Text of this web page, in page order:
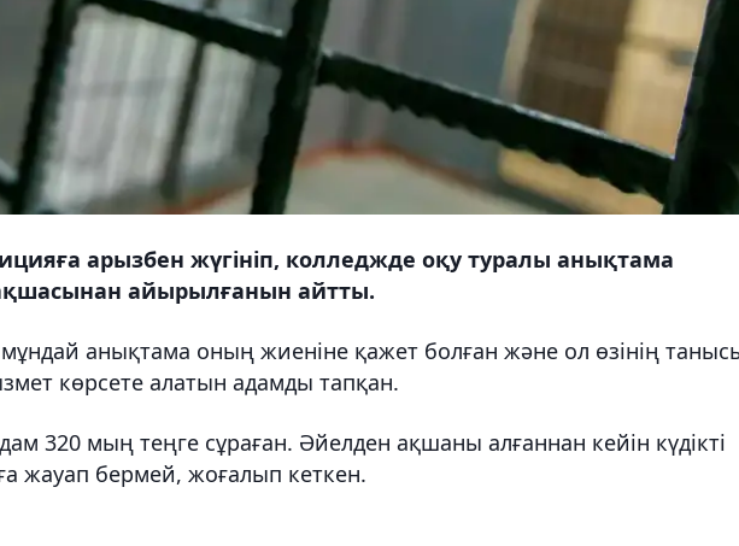
арызбен жүгініп, колледжде оқу туралы анықтама
айырылғанын айтты.
анықтама оның жиеніне қажет болған және ол өзінің
көрсете алатын адамды тапқан.
320 мың теңге сұраған. Әйелден ақшаны алғаннан кейін күдікті
жауап бермей, жоғалып кеткен.